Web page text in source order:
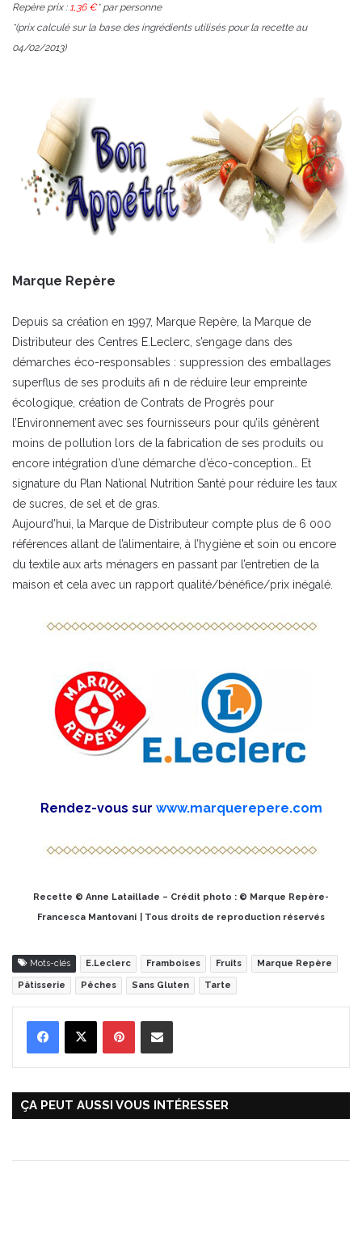
Repère prix : 1,36 €* par personne
*(prix calculé sur la base des ingrédients utilisés pour la recette au
04/02/2013)
Marque Repère
Depuis sa création en 1997, Marque Repère, la Marque de
Distributeur des Centres E.Leclerc, s’engage dans des
démarches éco-responsables : suppression des emballages
superflus de ses produits afi n de réduire leur empreinte
écologique, création de Contrats de Progrès pour
l’Environnement avec ses fournisseurs pour qu’ils génèrent
moins de pollution lors de la fabrication de ses produits ou
encore intégration d’une démarche d’éco-conception… Et
signature du Plan National Nutrition Santé pour réduire les taux
de sucres, de sel et de gras.
Aujourd’hui, la Marque de Distributeur compte plus de 6 000
références allant de l’alimentaire, à l’hygiène et soin ou encore
du textile aux arts ménagers en passant par l’entretien de la
maison et cela avec un rapport qualité/bénéfice/prix inégalé.
Rendez-vous sur www.marquerepere.com
Recette © Anne Lataillade – Crédit photo : © Marque Repère-
Francesca Mantovani
| Tous droits de reproduction réservés
Mots-clés E.Leclerc Framboises Fruits Marque Repère
Pâtisserie Pêches Sans Gluten Tarte
ÇA PEUT AUSSI VOUS INTÉRESSER